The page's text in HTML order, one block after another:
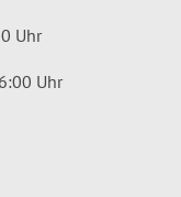
Uhr
Uhr